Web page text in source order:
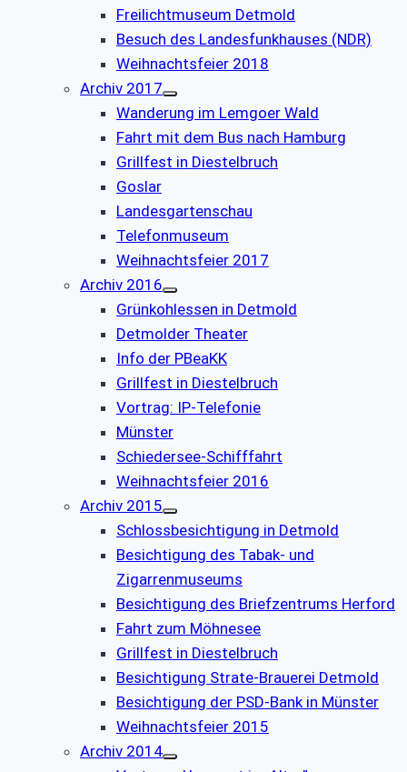
Freilichtmuseum Detmold
Besuch des Landesfunkhauses (NDR)
Weihnachtsfeier 2018
Archiv 2017
Wanderung im Lemgoer Wald
Fahrt mit dem Bus nach Hamburg
Grillfest in Diestelbruch
Goslar
Landesgartenschau
Telefonmuseum
Weihnachtsfeier 2017
Archiv 2016
Grünkohlessen in Detmold
Detmolder Theater
Info der PBeaKK
Grillfest in Diestelbruch
Vor­trag: IP-Te­le­fo­nie
Münster
Schiedersee-Schifffahrt
Weihnachtsfeier 2016
Archiv 2015
Schlossbesichtigung in Detmold
Besichtigung des Tabak- und
Zigarrenmuseums
Besichtigung des Briefzentrums Herford
Fahrt zum Möhnesee
Grillfest in Diestelbruch
Besichtigung Strate-Brauerei Detmold
Besichtigung der PSD-Bank in Münster
Weihnachtsfeier 2015
Archiv 2014